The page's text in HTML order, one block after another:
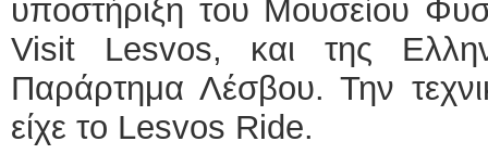
υποστήριξη του Μουσείου
Visit Lesvos, και της
Παράρτημα Λέσβου. Την
είχε το Lesvos Ride.